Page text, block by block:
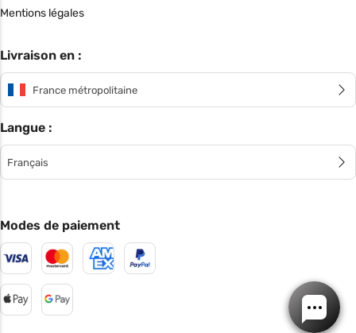
Mentions légales
Livraison en :
France métropolitaine
Langue :
Français
Modes de paiement